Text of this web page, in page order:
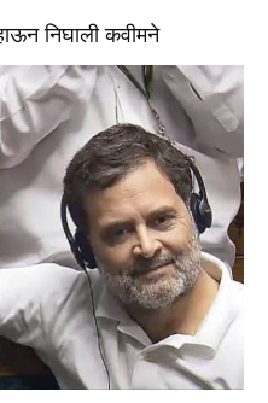
निघाली कवीमने